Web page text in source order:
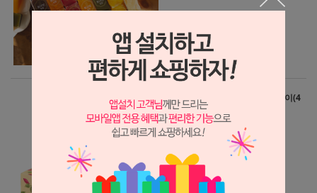
★행사★ 쫀득하갱 군고구마데이(4
5gx12개입)
11,900원